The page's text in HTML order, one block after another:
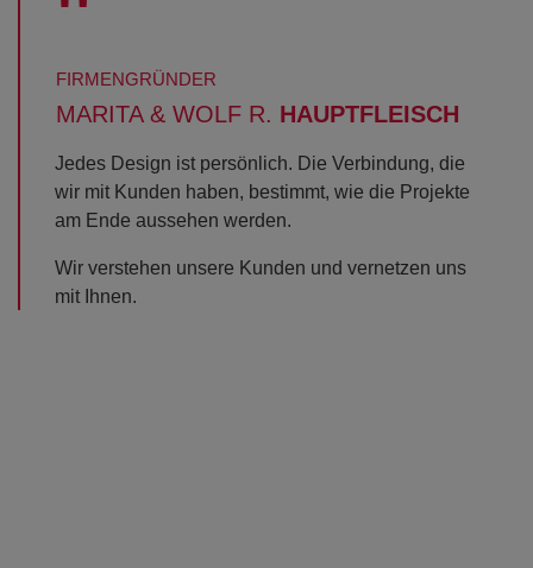
FIRMENGRÜNDER
MARITA & WOLF R. HAUPTFLEISCH
Jedes Design ist persönlich. Die Verbindung, die
wir mit Kunden haben, bestimmt, wie die Projekte
am Ende aussehen werden.
Wir verstehen unsere Kunden und vernetzen uns
mit Ihnen.